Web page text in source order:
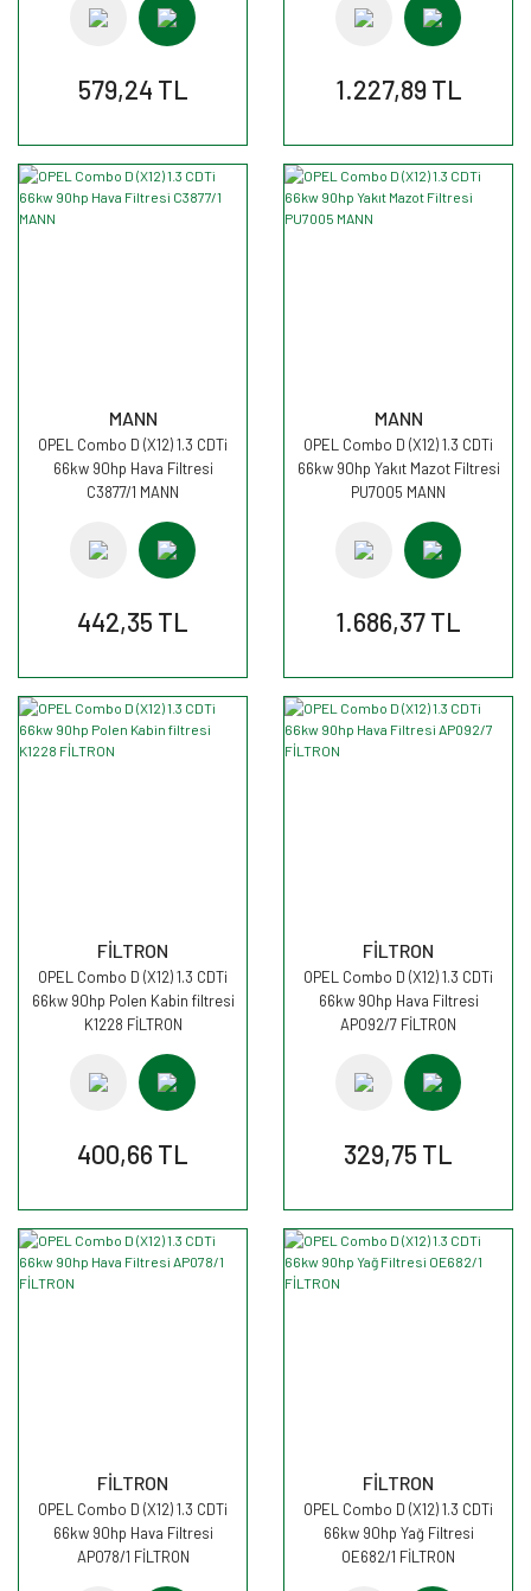
579,24 TL 1.227,89 TL
MANN
OPEL Combo D (X12) 1.3 CDTi
66kw 90hp Hava Filtresi
C3877/1 MANN
442,35 TL
MANN
OPEL Combo D (X12) 1.3 CDTi
66kw 90hp Yakıt Mazot Filtresi
PU7005 MANN
1.686,37 TL
FİLTRON
OPEL Combo D (X12) 1.3 CDTi
66kw 90hp Polen Kabin filtresi
K1228 FİLTRON
400,66 TL
FİLTRON
OPEL Combo D (X12) 1.3 CDTi
66kw 90hp Hava Filtresi
AP092/7 FİLTRON
329,75 TL
FİLTRON
OPEL Combo D (X12) 1.3 CDTi
66kw 90hp Hava Filtresi
AP078/1 FİLTRON
FİLTRON
OPEL Combo D (X12) 1.3 CDTi
66kw 90hp Yağ Filtresi
OE682/1 FİLTRON